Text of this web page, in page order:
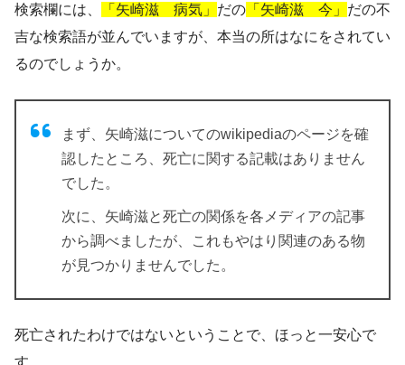
検索欄には、 「矢崎滋 病気」 だの 「矢崎滋 今」 だの不
吉な検索語が並んでいますが、本当の所はなにをされてい
るのでしょうか。
まず、矢崎滋についてのwikipediaのページを確
認したところ、死亡に関する記載はありません
でした。
次に、矢崎滋と死亡の関係を各メディアの記事
から調べましたが、これもやはり関連のある物
が見つかりませんでした。
死亡されたわけではないということで、ほっと一安心で
す。